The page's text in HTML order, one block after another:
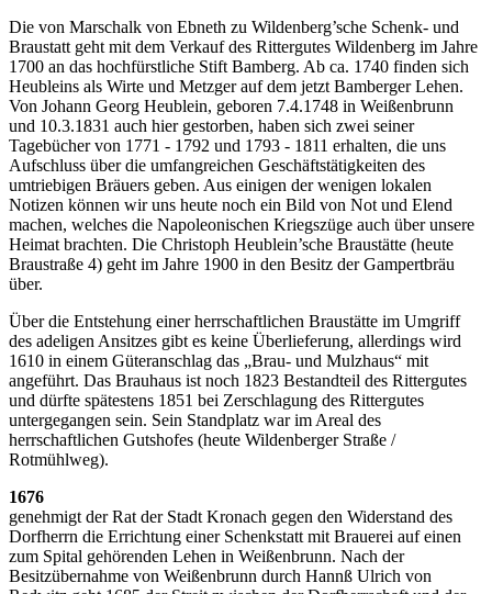
Die von Marschalk von Ebneth zu Wildenberg’sche Schenk- und
Braustatt geht mit dem Verkauf des Rittergutes Wildenberg im Jahre
1700 an das hochfürstliche Stift Bamberg. Ab ca. 1740 finden sich
Heubleins als Wirte und Metzger auf dem jetzt Bamberger Lehen.
Von Johann Georg Heublein, geboren 7.4.1748 in Weißenbrunn
und 10.3.1831 auch hier gestorben, haben sich zwei seiner
Tagebücher von 1771 - 1792 und 1793 - 1811 erhalten, die uns
Aufschluss über die umfangreichen Geschäftstätigkeiten des
umtriebigen Bräuers geben. Aus einigen der wenigen lokalen
Notizen können wir uns heute noch ein Bild von Not und Elend
machen, welches die Napoleonischen Kriegszüge auch über unsere
Heimat brachten. Die Christoph Heublein’sche Braustätte (heute
Braustraße 4) geht im Jahre 1900 in den Besitz der Gampertbräu
über.
Über die Entstehung einer herrschaftlichen Braustätte im Umgriff
des adeligen Ansitzes gibt es keine Überlieferung, allerdings wird
1610 in einem Güteranschlag das „Brau- und Mulzhaus“ mit
angeführt. Das Brauhaus ist noch 1823 Bestandteil des Rittergutes
und dürfte spätestens 1851 bei Zerschlagung des Rittergutes
untergegangen sein. Sein Standplatz war im Areal des
herrschaftlichen Gutshofes (heute Wildenberger Straße /
Rotmühlweg).
1676
genehmigt der Rat der Stadt Kronach gegen den Widerstand des
Dorfherrn die Errichtung einer Schenkstatt mit Brauerei auf einen
zum Spital gehörenden Lehen in Weißenbrunn. Nach der
Besitzübernahme von Weißenbrunn durch Hannß Ulrich von